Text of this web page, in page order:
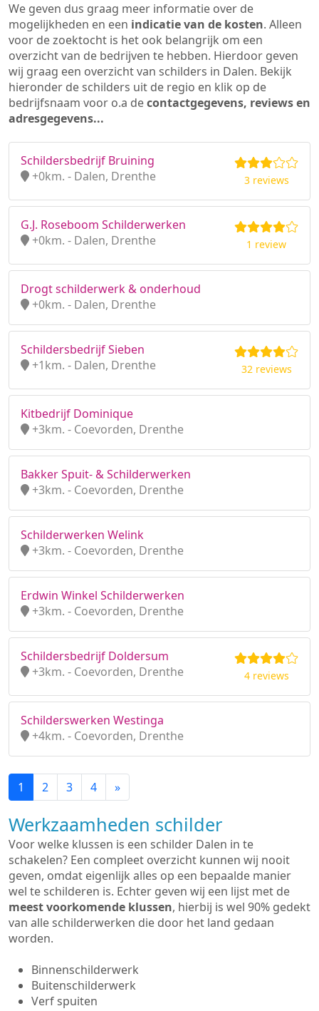
We geven dus graag meer informatie over de
mogelijkheden en een indicatie van de kosten. Alleen
voor de zoektocht is het ook belangrijk om een
overzicht van de bedrijven te hebben. Hierdoor geven
wij graag een overzicht van schilders in Dalen. Bekijk
hieronder de schilders uit de regio en klik op de
bedrijfsnaam voor o.a decontactgegevens, reviews en
adresgegevens...
Schildersbedrijf Bruining
+0km. - Dalen, Drenthe
3 reviews
G.J. Roseboom Schilderwerken
+0km. - Dalen, Drenthe
1 review
Drogt schilderwerk & onderhoud
+0km. - Dalen, Drenthe
Schildersbedrijf Sieben
+1km. - Dalen, Drenthe
32 reviews
Kitbedrijf Dominique
+3km. - Coevorden, Drenthe
Bakker Spuit- & Schilderwerken
+3km. - Coevorden, Drenthe
Schilderwerken Welink
+3km. - Coevorden, Drenthe
Erdwin Winkel Schilderwerken
+3km. - Coevorden, Drenthe
Schildersbedrijf Doldersum
+3km. - Coevorden, Drenthe
4 reviews
Schilderswerken Westinga
+4km. - Coevorden, Drenthe
1 2 3 4 »
Werkzaamheden schilder
Voor welke klussen is een schilder Dalen in te
schakelen? Een compleet overzicht kunnen wij nooit
geven, omdat eigenlijk alles op een bepaalde manier
wel te schilderen is. Echter geven wij een lijst met de
meest voorkomende klussen, hierbij is wel 90% gedekt
van alle schilderwerken die door het land gedaan
worden.
Binnenschilderwerk
Buitenschilderwerk
Verf spuiten